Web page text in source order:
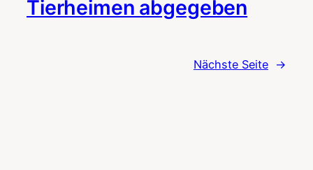
Tierheimen abgegeben
Nächste Seite →